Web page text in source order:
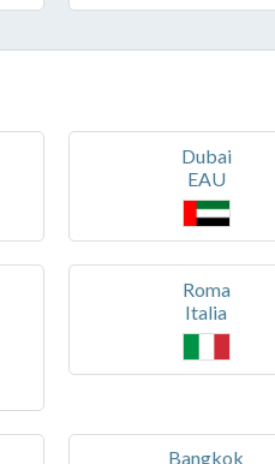
Dubai
EAU
Roma
Italia
Bangkok